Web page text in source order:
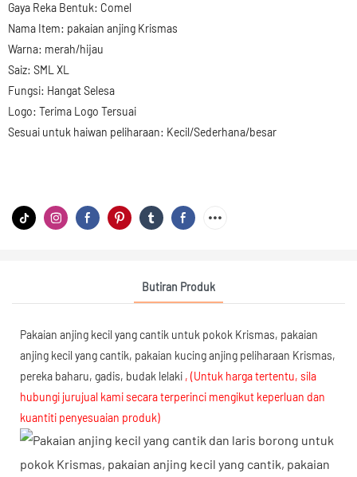
Gaya Reka Bentuk: Comel
Nama Item: pakaian anjing Krismas
Warna: merah/hijau
Saiz: SML XL
Fungsi: Hangat Selesa
Logo: Terima Logo Tersuai
Sesuai untuk haiwan peliharaan: Kecil/Sederhana/besar
Butiran Produk
Pakaian anjing kecil yang cantik untuk pokok Krismas, pakaian
anjing kecil yang cantik, pakaian kucing anjing peliharaan Krismas,
pereka baharu, gadis, budak lelaki , (Untuk harga tertentu, sila
hubungi jurujual kami secara terperinci mengikut keperluan dan
kuantiti penyesuaian produk)